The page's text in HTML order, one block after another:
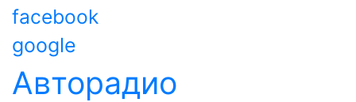
facebook
google
Авторадио